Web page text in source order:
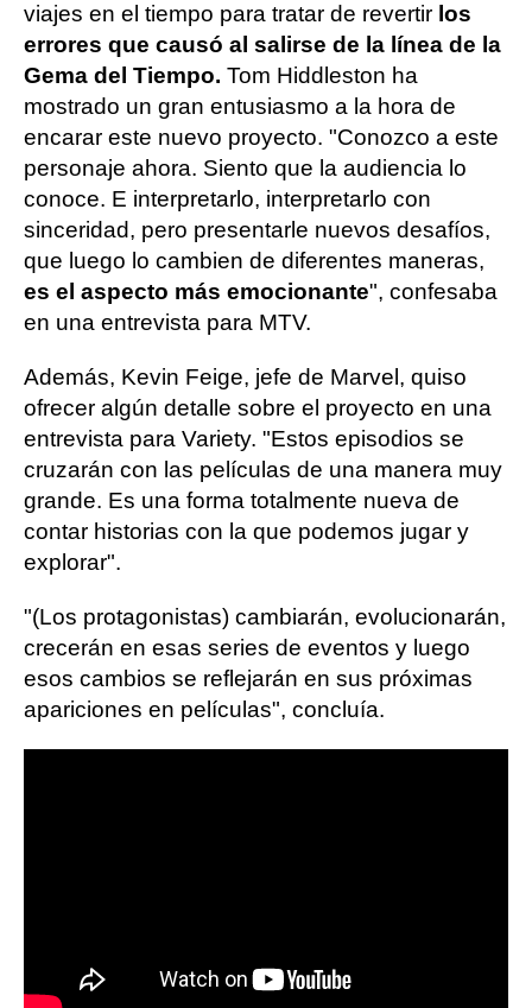
viajes en el tiempo para tratar de revertir los
errores que causó al salirse de la línea de la
Gema del Tiempo. Tom Hiddleston ha
mostrado un gran entusiasmo a la hora de
encarar este nuevo proyecto. "Conozco a este
personaje ahora. Siento que la audiencia lo
conoce. E interpretarlo, interpretarlo con
sinceridad, pero presentarle nuevos desafíos,
que luego lo cambien de diferentes maneras,
es el aspecto más emocionante", confesaba
en una entrevista para MTV.
Además, Kevin Feige, jefe de Marvel, quiso
ofrecer algún detalle sobre el proyecto en una
entrevista para Variety. "Estos episodios se
cruzarán con las películas de una manera muy
grande. Es una forma totalmente nueva de
contar historias con la que podemos jugar y
explorar".
"(Los protagonistas) cambiarán, evolucionarán,
crecerán en esas series de eventos y luego
esos cambios se reflejarán en sus próximas
apariciones en películas", concluía.